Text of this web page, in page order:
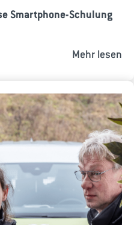
Smartphone-Schulung
Mehr lesen